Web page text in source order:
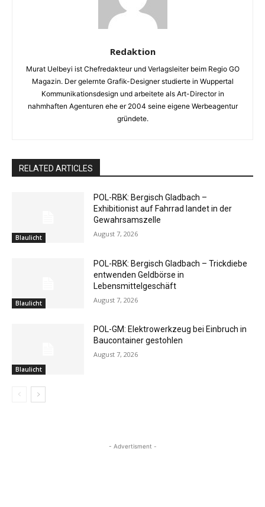
Redaktion
Murat Uelbeyi ist Chefredakteur und Verlagsleiter beim Regio GO
Magazin. Der gelernte Grafik-Designer studierte in Wuppertal
Kommunikationsdesign und arbeitete als Art-Director in
nahmhaften Agenturen ehe er 2004 seine eigene Werbeagentur
gründete.
RELATED ARTICLES
Blaulicht
POL-RBK: Bergisch Gladbach –
Exhibitionist auf Fahrrad landet in der
Gewahrsamszelle
August 7, 2026
Blaulicht
POL-RBK: Bergisch Gladbach – Trickdiebe
entwenden Geldbörse in
Lebensmittelgeschäft
August 7, 2026
Blaulicht
POL-GM: Elektrowerkzeug bei Einbruch in
Baucontainer gestohlen
August 7, 2026
- Advertisment -